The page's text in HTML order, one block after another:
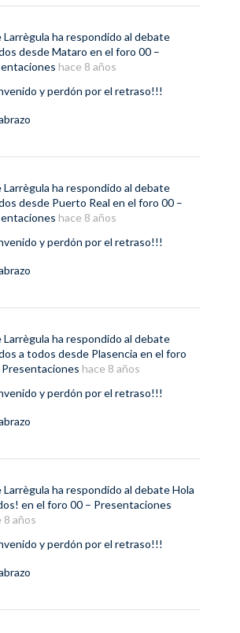
Larrègula ha respondido al debate
desde Mataro en el foro 00 –
hace 8 años
y perdón por el retraso!!!
Larrègula ha respondido al debate
desde Puerto Real en el foro 00 –
hace 8 años
y perdón por el retraso!!!
Larrègula ha respondido al debate
a todos desde Plasencia en el foro
Presentaciones hace 8 años
y perdón por el retraso!!!
Larrègula ha respondido al debateHola
en el foro 00 – Presentaciones
8 años
y perdón por el retraso!!!